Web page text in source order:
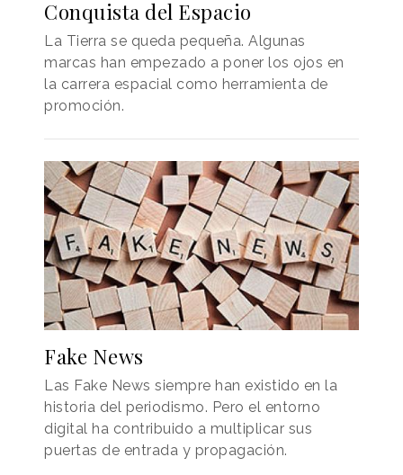
Conquista del Espacio
La Tierra se queda pequeña. Algunas
marcas han empezado a poner los ojos en
la carrera espacial como herramienta de
promoción.
Fake News
Las Fake News siempre han existido en la
historia del periodismo. Pero el entorno
digital ha contribuido a multiplicar sus
puertas de entrada y propagación.